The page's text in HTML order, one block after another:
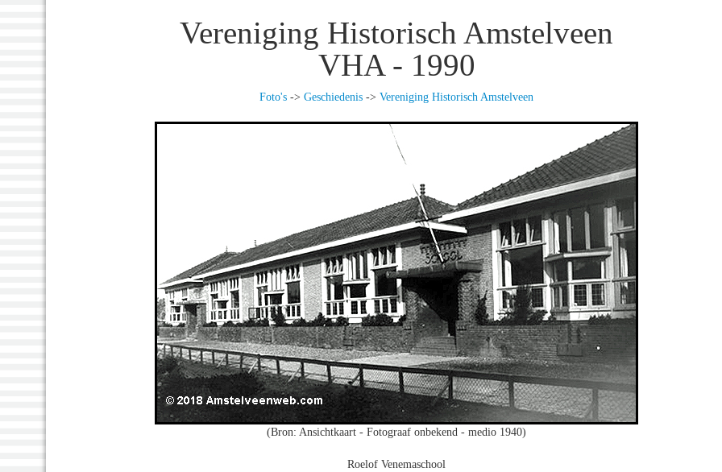
Vereniging Historisch Amstelveen
VHA - 1990
Foto's -> Geschiedenis -> Vereniging Historisch Amstelveen
(Bron: Ansichtkaart - Fotograaf onbekend - medio 1940)
Roelof Venemaschool